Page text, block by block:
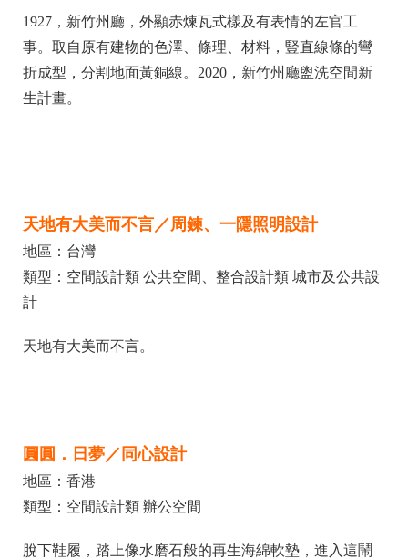
1927，新竹州廳，外顯赤煉瓦式樣及有表情的左官工
事。取自原有建物的色澤、條理、材料，豎直線條的彎
折成型，分割地面黃銅線。2020，新竹州廳盥洗空間新
生計畫。
天地有大美而不言／周鍊、一隱照明設計
地區：台灣
類型：空間設計類 公共空間、整合設計類 城市及公共設
計
天地有大美而不言。
圓圓．日夢／同心設計
地區：香港
類型：空間設計類 辦公空間
脫下鞋履，踏上像水磨石般的再生海綿軟墊，進入這鬧